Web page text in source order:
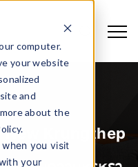
computer.
your website
and
about the
you visit
your
New Krungthep